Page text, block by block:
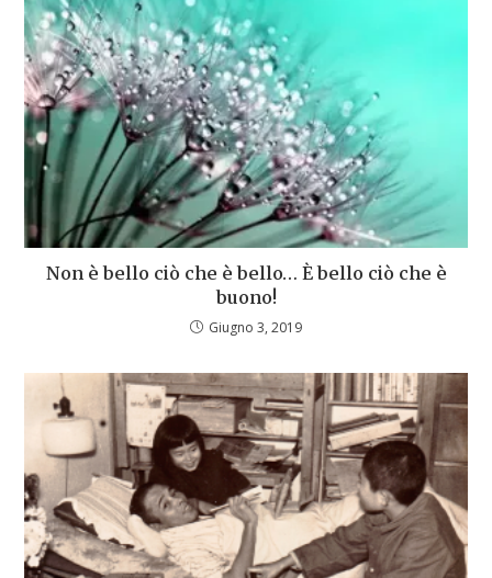
Non è bello ciò che è bello… È bello ciò che è
buono!
Giugno 3, 2019